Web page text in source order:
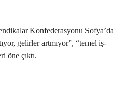
Konfederasyonu Sofya’da
gelirler artmıyor”, “temel iş-
öne çıktı.